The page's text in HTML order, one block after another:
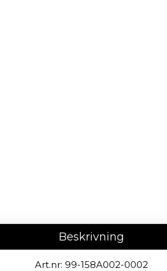
Beskrivning
Art.nr: 99-158A002-0002